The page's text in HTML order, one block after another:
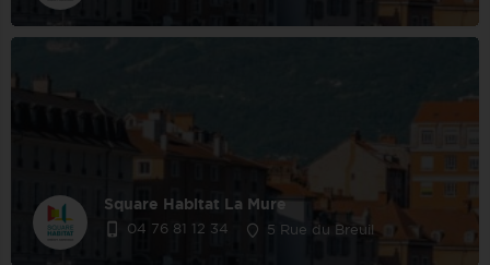
Square Habitat La Mure
04 76 81 12 34 5 Rue du Breuil